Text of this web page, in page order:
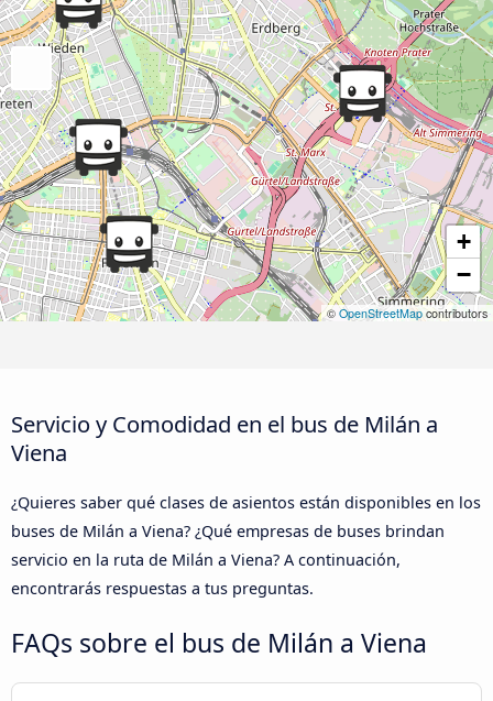
+
−
© OpenStreetMapcontributors
Servicio y Comodidad en el bus de Milán a
Viena
¿Quieres saber qué clases de asientos están disponibles en los
buses de Milán a Viena? ¿Qué empresas de buses brindan
servicio en la ruta de Milán a Viena? A continuación,
encontrarás respuestas a tus preguntas.
FAQs sobre el bus de Milán a Viena